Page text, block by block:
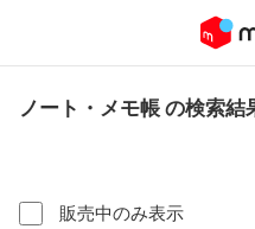
ノート・メモ帳 の検索結
販売中のみ表示